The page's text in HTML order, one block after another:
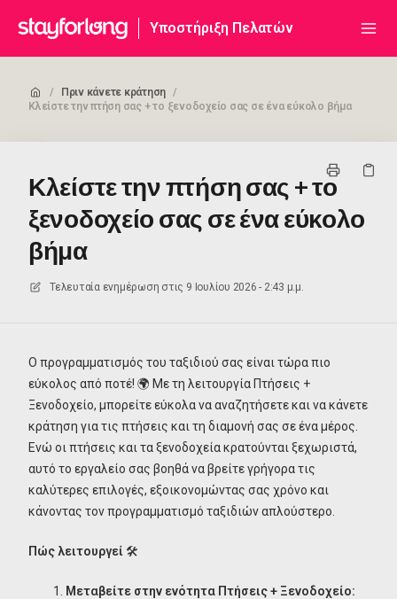
Υποστήριξη Πελατών
/ Πριν κάνετε κράτηση /
Κλείστε την πτήση σας + το ξενοδοχείο σας σε ένα εύκολο βήμα
Κλείστε την πτήση σας + το
ξενοδοχείο σας σε ένα εύκολο
βήμα
Τελευταία ενημέρωση στις 9 Ιουλίου 2026 - 2:43 μ.μ.
Ο προγραμματισμός του ταξιδιού σας είναι τώρα πιο
εύκολος από ποτέ! 🌍 Με τη λειτουργία Πτήσεις +
Ξενοδοχείο, μπορείτε εύκολα να αναζητήσετε και να κάνετε
κράτηση για τις πτήσεις και τη διαμονή σας σε ένα μέρος.
Ενώ οι πτήσεις και τα ξενοδοχεία κρατούνται ξεχωριστά,
αυτό το εργαλείο σας βοηθά να βρείτε γρήγορα τις
καλύτερες επιλογές, εξοικονομώντας σας χρόνο και
κάνοντας τον προγραμματισμό ταξιδιών απλούστερο.
Πώς λειτουργεί 🛠️
Μεταβείτε στην ενότητα Πτήσεις + Ξενοδοχείο: